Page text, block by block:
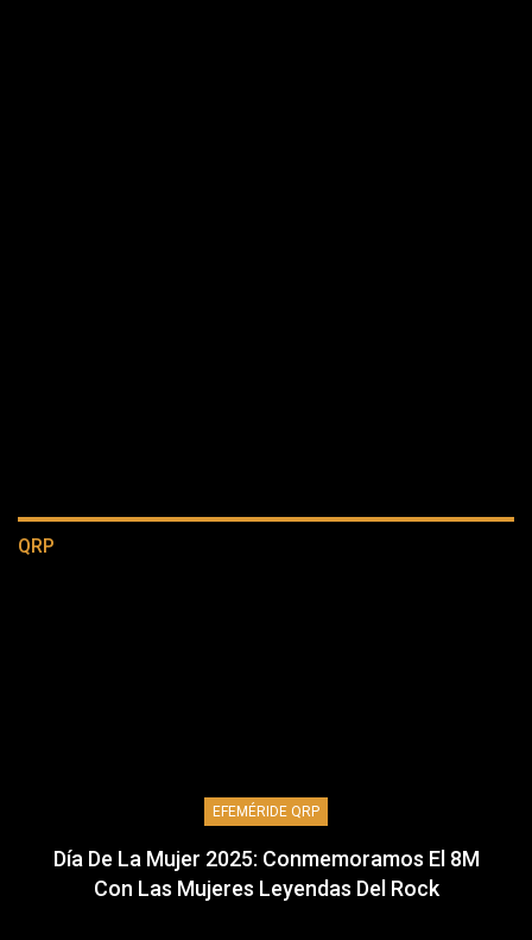
QRP
EFEMÉRIDE QRP
Día De La Mujer 2025: Conmemoramos El 8M
Con Las Mujeres Leyendas Del Rock